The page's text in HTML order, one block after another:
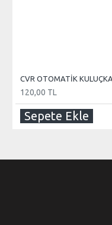
120,00 TL
Sepete Ekle